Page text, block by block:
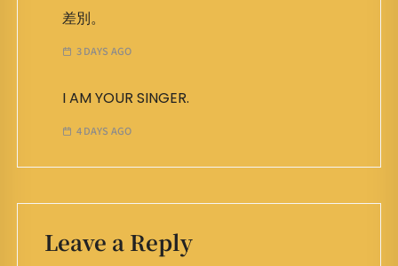
差別。
3 DAYS AGO
I AM YOUR SINGER.
4 DAYS AGO
Leave a Reply